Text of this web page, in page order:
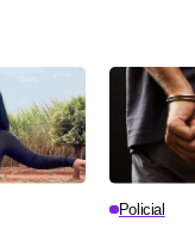
Policial